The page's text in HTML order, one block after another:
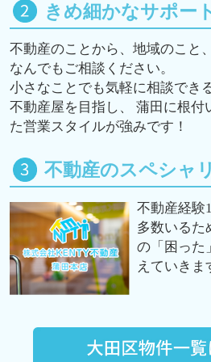
きめ細かなサポー
不動産のことから、地域のこと、
なんでもご相談ください。
小さなことでも気軽に相談でき
不動産屋を目指し、 蒲田に根付
た営業スタイルが強みです！
不動産のスペシャ
不動産経験
多数いるた
の「困った
えていきま